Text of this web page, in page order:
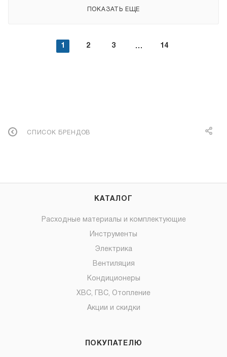
ПОКАЗАТЬ ЕЩЕ
1 2 3 14
СПИСОК БРЕНДОВ
КАТАЛОГ
Расходные материалы и комплектующие
Инструменты
Электрика
Вентиляция
Кондиционеры
ХВС, ГВС, Отопление
Акции и скидки
ПОКУПАТЕЛЮ